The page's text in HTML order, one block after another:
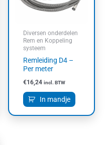
Diversen onderdelen
Rem en Koppeling
systeem
Remleiding D4 –
Per meter
€16,24 incl. BTW
In mandje